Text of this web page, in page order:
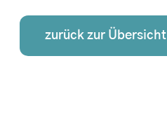
zurück zur Übersicht